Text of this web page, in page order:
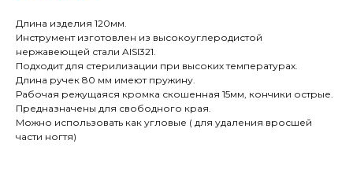
Длина изделия 120мм.
Инструмент изготовлен из высокоуглеродистой
нержавеющей стали AISI321.
Подходит для стерилизации при высоких температурах.
Длина ручек 80 мм имеют пружину.
Рабочая режущаяся кромка скошенная 15мм, кончики острые.
Предназначены для свободного края.
Можно использовать как угловые ( для удаления вросшей
части ногтя)